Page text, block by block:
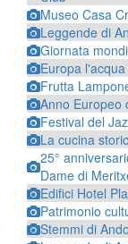
Museo Casa
Leggende di
Giornata
Europa
Frutta
Anno Europeo
Festival del
La cucina
25°
Dame di
Edifici Hotel Pla
Patrimonio
Stemmi di